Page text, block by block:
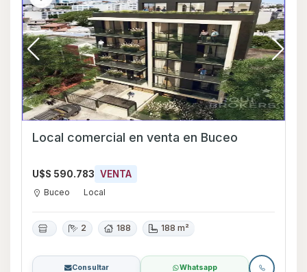
Local comercial en venta en Buceo
U$S 590.783 VENTA
Buceo Local
2 188 188 m²
Consultar Whatsapp